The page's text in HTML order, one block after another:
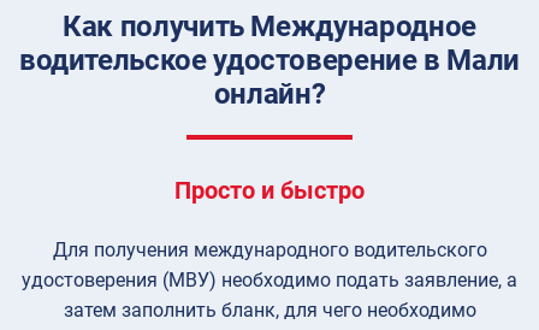
Как получить Международное
водительское удостоверение в Мали
онлайн?
Просто и быстро
Для получения международного водительского
удостоверения (МВУ) необходимо подать заявление, а
затем заполнить бланк, для чего необходимо